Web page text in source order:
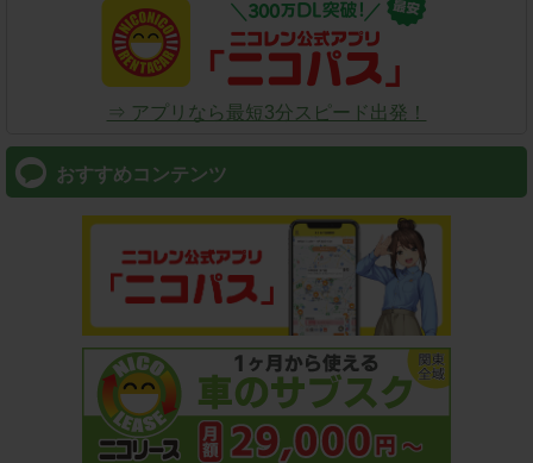
⇒ アプリなら最短3分スピード出発！
おすすめコンテンツ